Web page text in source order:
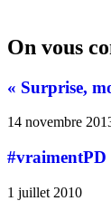
On vous
« Surprise,
14 novembre
#vraimentPD
1 juillet 2010